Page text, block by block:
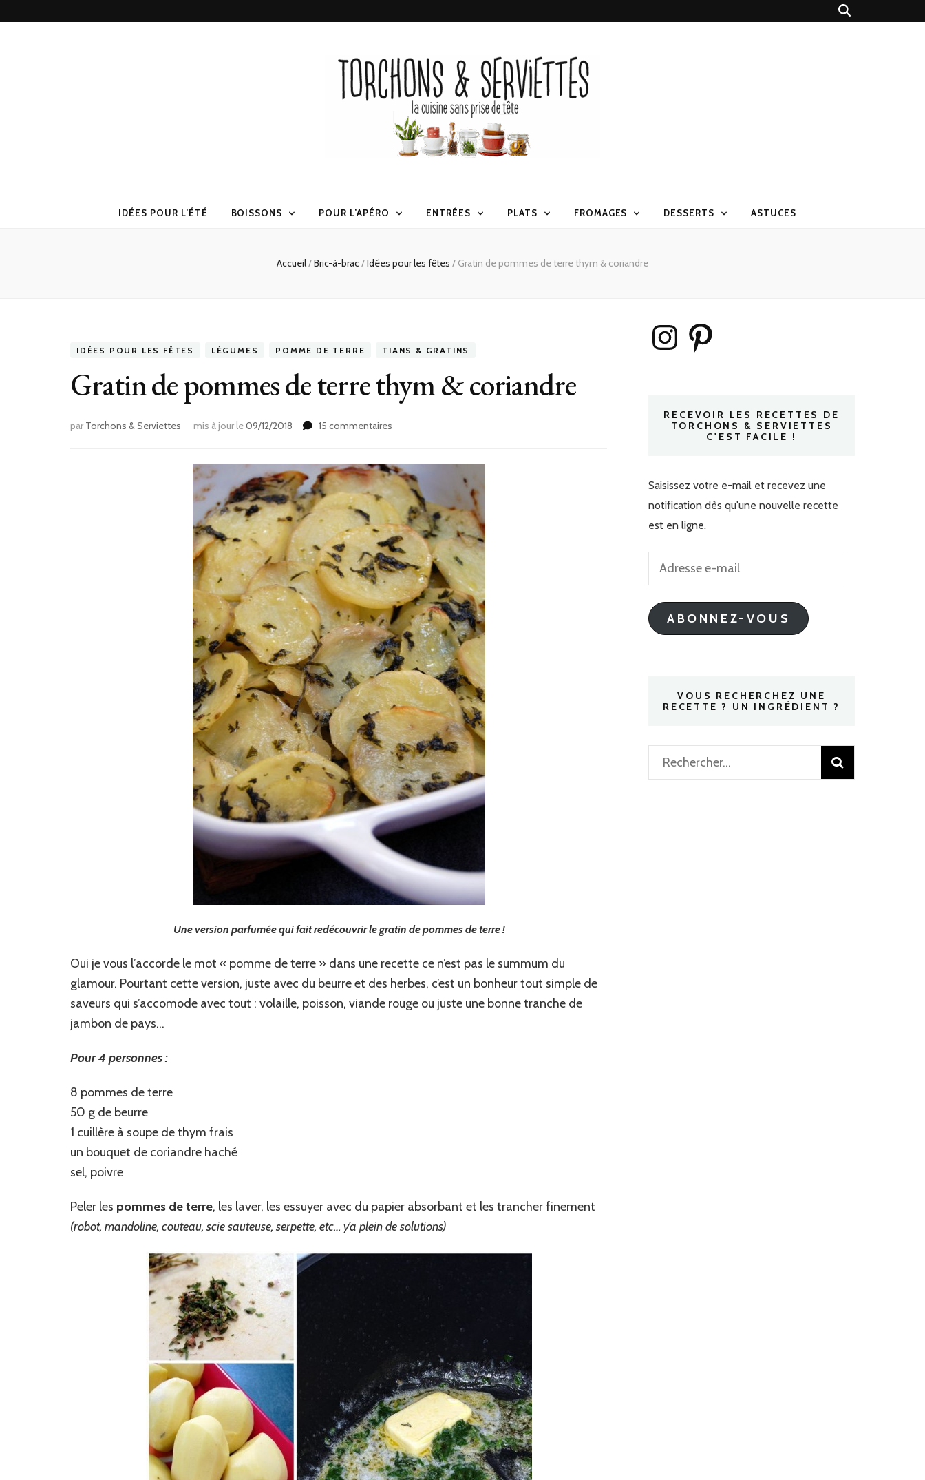
IDÉES POUR L’ÉTÉ BOISSONS POUR L’APÉRO ENTRÉES PLATS FROMAGES DESSERTS ASTUCES
Accueil/Bric-à-brac/Idées pour les fêtes / Gratin de pommes de terre thym & coriandre
IDÉES POUR LES FÊTES LÉGUMES POMME DE TERRE TIANS & GRATINS
Gratin de pommes de terre thym & coriandre
par Torchons & Serviettes mis à jour le09/12/2018 15 commentaires
pommes
de
terre
thym
&
coriandre
Une version parfumée qui fait redécouvrir le gratin de pommes de terre !
Oui je vous l’accorde le mot « pomme de terre » dans une recette ce n’est pas le summum du
glamour. Pourtant cette version, juste avec du beurre et des herbes, c’est un bonheur tout simple de
saveurs qui s’accomode avec tout : volaille, poisson, viande rouge ou juste une bonne tranche de
jambon de pays…
Pour 4 personnes :
8 pommes de terre
50 g de beurre
1 cuillère à soupe de thym frais
un bouquet de coriandre haché
sel, poivre
Peler les pommes de terre, les laver, les essuyer avec du papier absorbant et les trancher finement
(robot, mandoline, couteau, scie sauteuse, serpette, etc… y’a plein de solutions)
InstagramPinterest
RECEVOIR LES RECETTES DE
TORCHONS & SERVIETTES
C'EST FACILE !
Saisissez votre e-mail et recevez une
notification dès qu'une nouvelle recette
est en ligne.
Adresse
mail
ABONNEZ-VOUS
VOUS RECHERCHEZ UNE
RECETTE ? UN INGRÉDIENT ?
Rechercher :